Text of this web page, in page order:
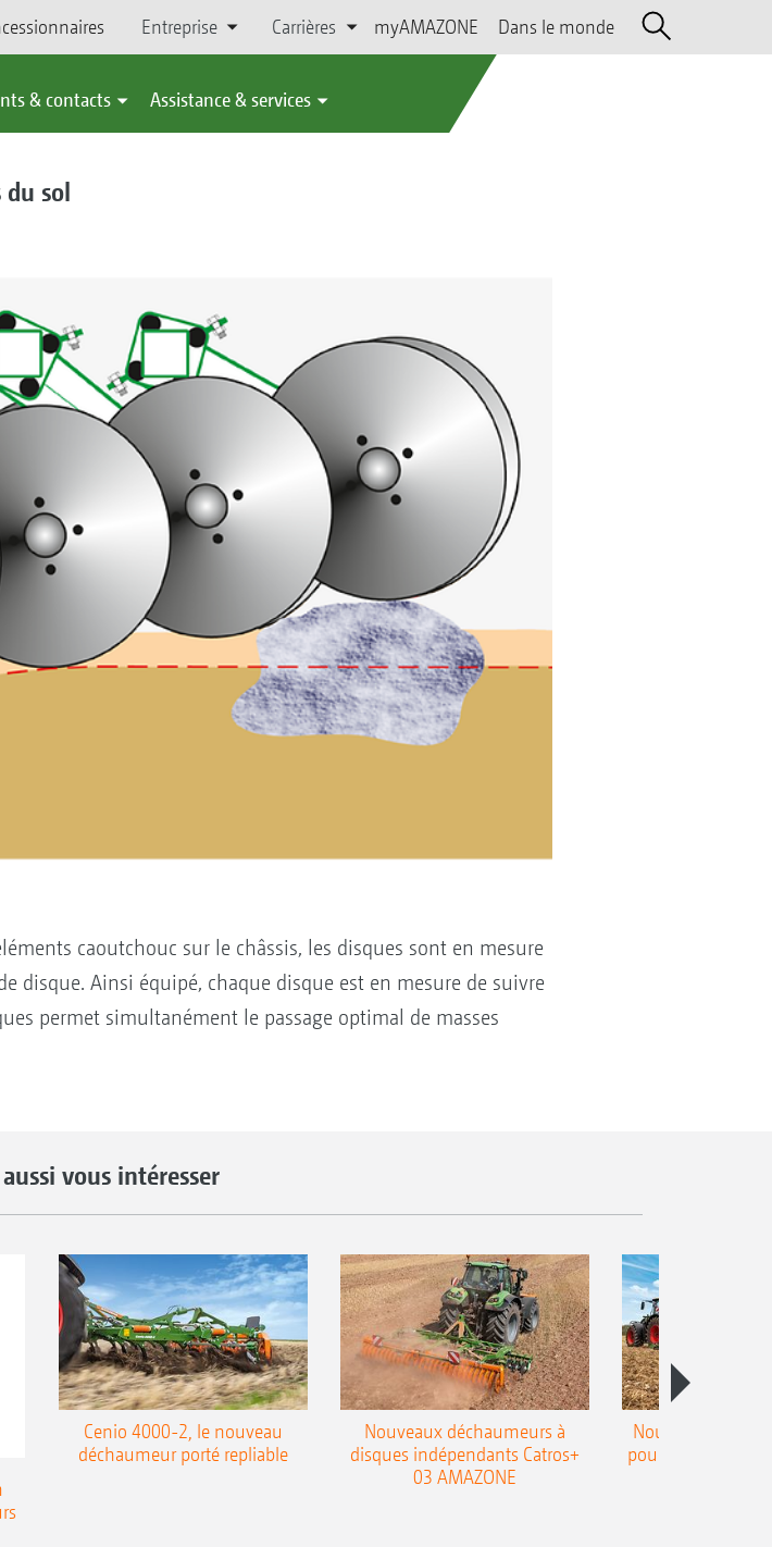
Entreprise Carrières myAMAZONE Dans le monde
& contacts Assistance & services
sol
caoutchouc sur le châssis, les disques sont en mesure
disque. Ainsi équipé, chaque disque est en mesure de suivre
permet simultanément le passage optimal de masses
vous intéresser
Cenio 4000-2, le nouveau
déchaumeur porté repliable
Nouveaux déchaumeurs à
disques indépendants Catros+
03 AMAZONE
Nouvelle double
pour le